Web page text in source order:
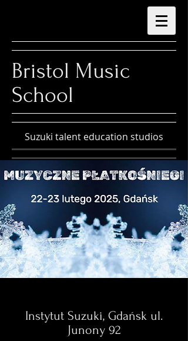
Bristol Music
School
Suzuki talent education studios
Instytut Suzuki, Gdańsk ul.
Junony 92